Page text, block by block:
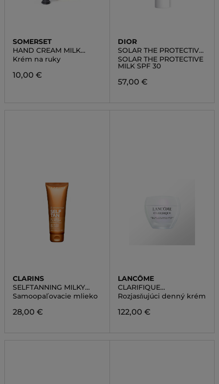
SOMERSET
HAND CREAM MILK
COTTON
Krém na ruky
10,00 €
DIOR
SOLAR THE PROTECTIVE
MILK SPF 30
SOLAR THE PROTECTIVE
MILK SPF 30
57,00 €
CLARINS
SELFTANNING MILKY
LOTION
Samoopaľovacie mlieko
28,00 €
LANCÔME
CLARIFIQUE
BRIGHTENING
PLUMPING MILKY CREAM
Rozjasňujúci denný krém
122,00 €